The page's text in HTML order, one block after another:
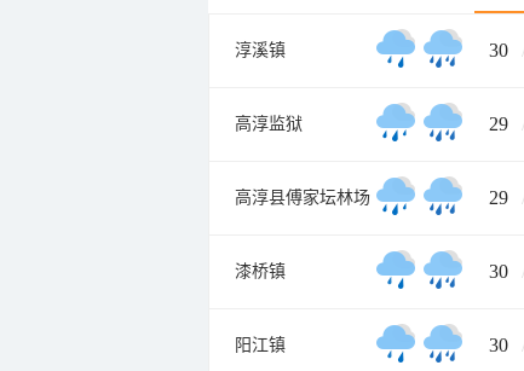
淳溪镇 30
高淳监狱 29
高淳县傅家坛林场 29
漆桥镇 30
阳江镇 30